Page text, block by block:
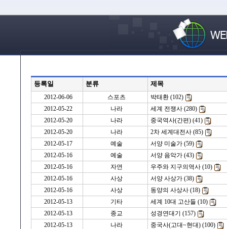
등록일 분류 제목
2012-06-06 스포츠
박태환 (102)
2012-05-22
나라
세계 전쟁사 (280)
2012-05-20
나라
중국역사(간편) (41)
2012-05-20
나라
2차 세계대전사 (85)
2012-05-17
예술
서양 미술가 (59)
2012-05-16
예술
서양 음악가 (43)
2012-05-16
자연
우주와 지구의역사 (10)
2012-05-16
사상
서양 사상가 (38)
2012-05-16
사상
동양의 사상사 (18)
2012-05-13
기타
세계 10대 고산들 (10)
2012-05-13
종교
성경연대기 (157)
2012-05-13
나라
중국사(고대~현대) (100)